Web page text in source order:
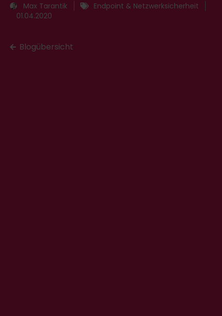
Max Tarantik
Endpoint & Netzwerksicherheit
01.04.2020
Blogübersicht